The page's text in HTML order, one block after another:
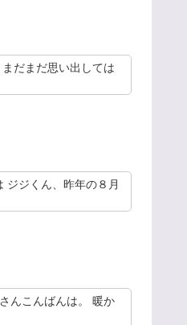
だまだ思い出しては
ジジくん、昨年の８月
んこんばんは。 暖か